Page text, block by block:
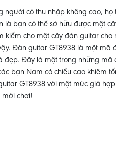
có thu nhập không cao,
là bạn có thể sở hữu được một
cho một cây đàn guitar
Đàn guitar GT8938 là một
Đây là một trong những
bạn Nam có chiều cao khiêm
GT8938 với một mức giá
chơi!